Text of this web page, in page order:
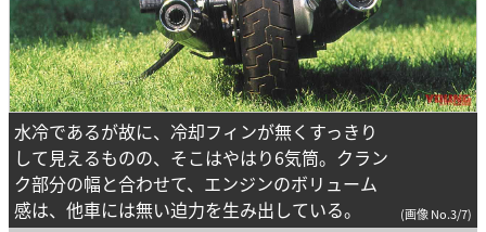
水冷であるが故に、冷却フィンが無くすっきり
して見えるものの、そこはやはり6気筒。クラン
ク部分の幅と合わせて、エンジンのボリューム
感は、他車には無い迫力を生み出している。
(画像 No.3/7)